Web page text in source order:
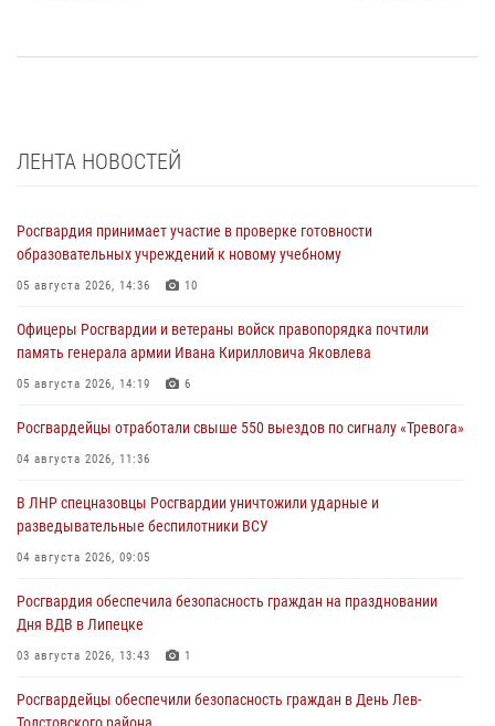
ЛЕНТА НОВОСТЕЙ
Росгвардия принимает участие в проверке готовности
образовательных учреждений к новому учебному
05 августа 2026, 14:36 10
Офицеры Росгвардии и ветераны войск правопорядка почтили
память генерала армии Ивана Кирилловича Яковлева
05 августа 2026, 14:19 6
Росгвардейцы отработали свыше 550 выездов по сигналу «Тревога»
04 августа 2026, 11:36
В ЛНР спецназовцы Росгвардии уничтожили ударные и
разведывательные беспилотники ВСУ
04 августа 2026, 09:05
Росгвардия обеспечила безопасность граждан на праздновании
Дня ВДВ в Липецке
03 августа 2026, 13:43 1
Росгвардейцы обеспечили безопасность граждан в День Лев-